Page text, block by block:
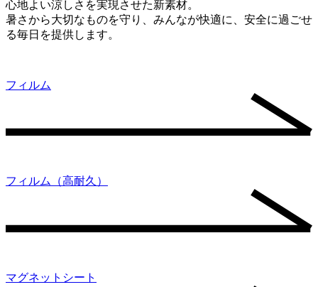
心地よい涼しさを実現させた新素材。
暑さから大切なものを守り、みんなが快適に、安全に過ごせ
る毎日を提供します。
フィルム
フィルム（高耐久）
マグネットシート